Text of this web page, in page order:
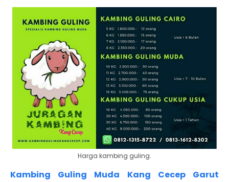
Harga kambing guling.
Kambing Guling Muda Kang Cecep Garut